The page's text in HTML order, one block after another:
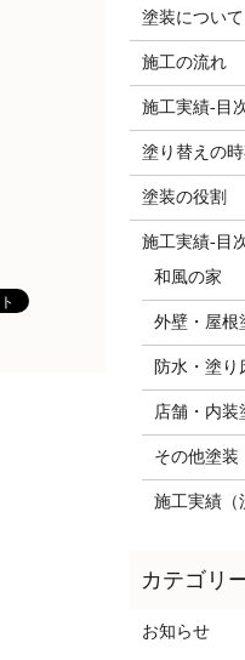
塗装について
施工の流れ
施工実績-目
塗り替えの
塗装の役割
施工実績-目
和風の家
外壁・屋根
防水・塗り
店舗・内装
その他塗装
施工実績（
お知らせ